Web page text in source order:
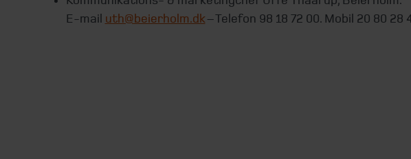
E-mail uth@beierholm.dk – Telefon 98 18 72 00. Mobil 20 80 28